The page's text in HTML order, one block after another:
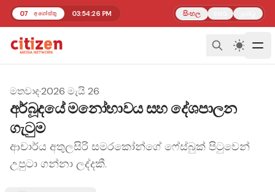
07 අගෝස්තු 03:54:26 PM සිංහල
මතවාද·2026 මැයි 26
අර්බූදයේ මනෝභාවය සහ දේශපාලන
ගැටුම
ආචාර්ය අතුලසිරි සමරකෝන්ගේ ෆේස්බුක් පිටුවෙන්
උපුටා ගන්නා ලද්දකී.